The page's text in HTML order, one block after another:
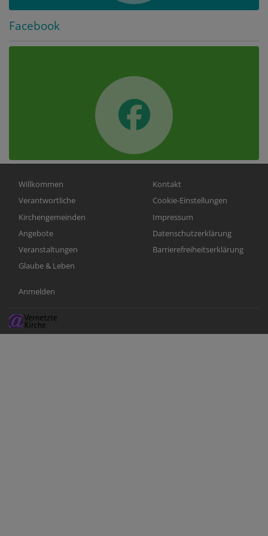
Facebook
Hauptnavigation
Willkommen
Verantwortliche
Kirchengemeinden
Angebote
Veranstaltungen
Glaube & Leben
Fußbereichsmenü
Kontakt
Cookie-Einstellungen
Impressum
Datenschutzerklärung
Barrierefreiheitserklärung
Benutzermenü
Anmelden